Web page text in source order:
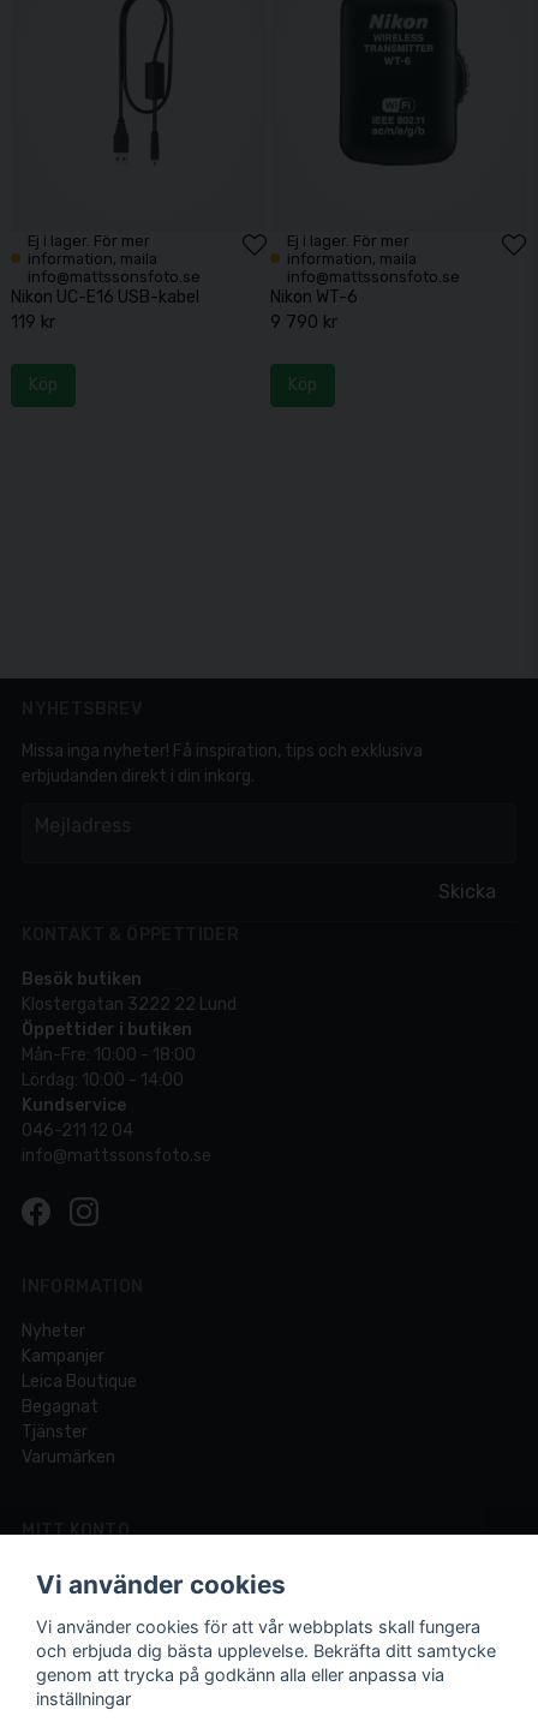
Ej i lager. För mer
information, maila
info@mattssonsfoto.se
Nikon UC-E16 USB-kabel
119 kr
Köp
Ej i lager. För mer
information, maila
info@mattssonsfoto.se
Nikon WT-6
9 790 kr
Köp
Skicka
Missa inga nyheter! Få inspiration, tips och exklusiva
erbjudanden direkt i din inkorg.
Besök butiken
Klostergatan 3222 22 Lund
Öppettider i butiken
Mån-Fre: 10:00 - 18:00
Lördag: 10:00 - 14:00
Kundservice
046-211 12 04
info@mattssonsfoto.se
Nyheter
Kampanjer
Leica Boutique
Begagnat
Tjänster
Varumärken
MITT KONTO
Logga in
Registrera dig
Glömt lösenord?
Vi använder cookies
Vi använder cookies för att vår webbplats skall fungera
och erbjuda dig bästa upplevelse. Bekräfta ditt samtycke
genom att trycka på godkänn alla eller anpassa via
inställningar